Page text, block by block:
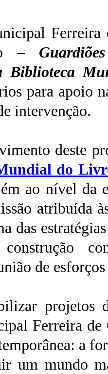
Ferreira
–
Biblioteca
para apoio
intervenção.
deste
do
ao nível da
atribuída
das
de
projetos
Ferreira de
a
um mundo